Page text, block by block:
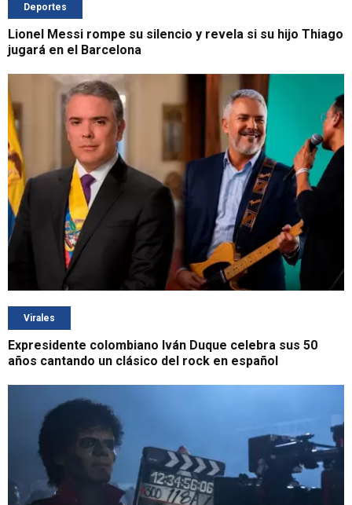
Deportes
Lionel Messi rompe su silencio y revela si su hijo Thiago
jugará en el Barcelona
Virales
Expresidente colombiano Iván Duque celebra sus 50
años cantando un clásico del rock en español